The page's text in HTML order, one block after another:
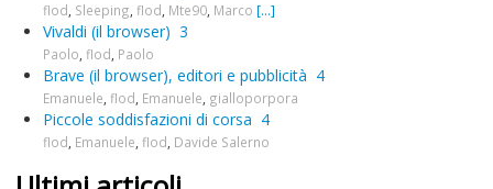
flod, Sleeping, flod, Mte90, Marco [...]
Vivaldi (il browser) 3
Paolo, flod, Paolo
Brave (il browser), editori e pubblicità 4
Emanuele, flod, Emanuele, gialloporpora
Piccole soddisfazioni di corsa 4
flod, Emanuele, flod, Davide Salerno